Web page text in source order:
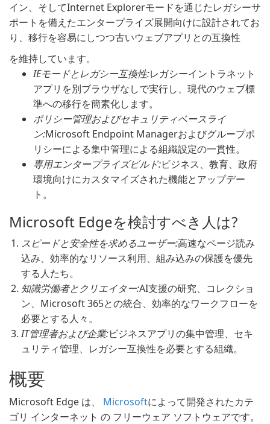
イン、そしてInternet Explorerモードを通じたレガシーサ
ポートを備えたエンタープライズ展開向けに設計されてお
り、移行を容易にしつつ古いウェブアプリとの互換性
を維持しています。
IEモードとレガシー互換性:レガシーイントラネット
アプリを別ブラウザなしで実行し、現代のウェブ標
準への移行を簡素化します。
ポリシー管理およびセキュリティベースライ
ン:Microsoft Endpoint Managerおよびグループポ
リシーによる集中管理による組織設定の一貫性。
専用エンタープライズビルド:ビジネス、教育、政府
環境向けにカスタマイズされた機能とアップデー
ト。
Microsoft Edgeを検討すべき人は?
スピードと安全性を求めるユーザー:高速なページ読み
込み、効率的なリソース利用、組み込みの保護を優先
する人たち。
知識労働者とクリエイター:AI支援の研究、コレクショ
ン、Microsoft 365との統合、効率的なワークフローを
必要とする人々。
IT管理者および企業:ビジネスアプリの集中管理、セキ
ュリティ管理、レガシー互換性を必要とする組織。
概要
Microsoft Edge は、 Microsoftによって開発されたカテ
ゴリ インターネット の フリーウェア ソフトウェアです。